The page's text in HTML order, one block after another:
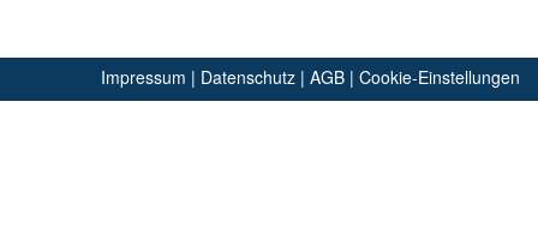
Impressum | Datenschutz | AGB | Cookie-Einstellungen